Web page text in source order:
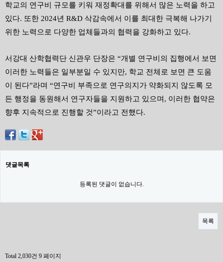
학교의 연구비 규모를 키워 재정확대를 위해서 많은 노력을 하고
있다. 또한 2024년 R&D 삭감속에서 이를 최대한 극복해 나가기
위한 노력으로 다양한 업체들과의 협력을 강화하고 있다.
서강대 산학협력단 신관우 단장은 “개별 연구비의 집행에서 보면
이러한 노력들은 일부분일 수 있지만, 학교 전체로 보면 큰 도움
이 된다”라며 “연구비 부족으로 연구의지가 약화되지 않도록 모
든 행정을 동원해서 연구자들을 지원하고 있으며 , 이러한 협약은
향후 지속적으로 진행할 것”이라고 전했다.
댓글목록
등록된 댓글이 없습니다.
목록
Total 2,030건 9 페이지